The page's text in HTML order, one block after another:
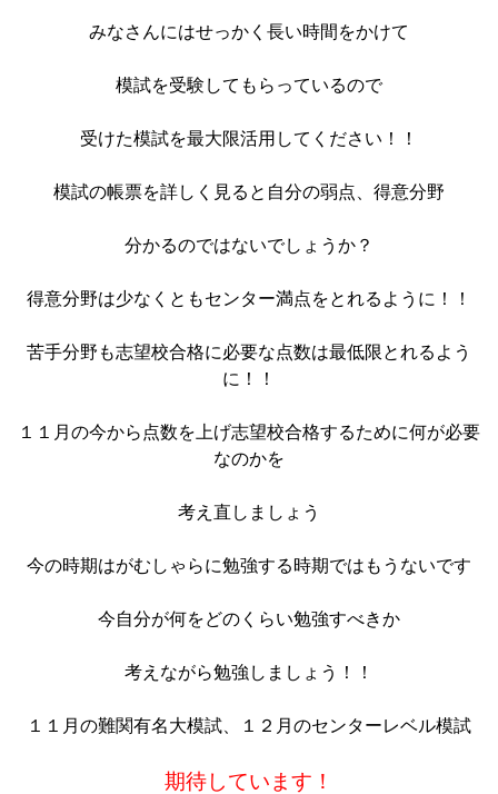
みなさんにはせっかく長い時間をかけて
模試を受験してもらっているので
受けた模試を最大限活用してください！！
模試の帳票を詳しく見ると自分の弱点、得意分野
分かるのではないでしょうか？
得意分野は少なくともセンター満点をとれるように！！
苦手分野も志望校合格に必要な点数は最低限とれるよう
に！！
１１月の今から点数を上げ志望校合格するために何が必要
なのかを
考え直しましょう
今の時期はがむしゃらに勉強する時期ではもうないです
今自分が何をどのくらい勉強すべきか
考えながら勉強しましょう！！
１１月の難関有名大模試、１２月のセンターレベル模試
期待しています！